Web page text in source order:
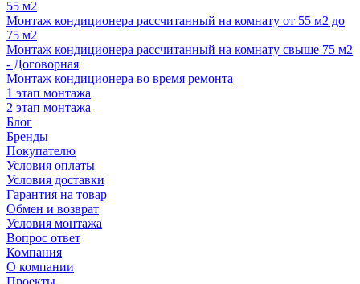
55 м2
Монтаж кондиционера рассчитанный на комнату от 55 м2 до
75 м2
Монтаж кондиционера рассчитанный на комнату свыше 75 м2
- Договорная
Монтаж кондиционера во время ремонта
1 этап монтажа
2 этап монтажа
Блог
Бренды
Покупателю
Условия оплаты
Условия доставки
Гарантия на товар
Обмен и возврат
Условия монтажа
Вопрос ответ
Компания
О компании
Проекты